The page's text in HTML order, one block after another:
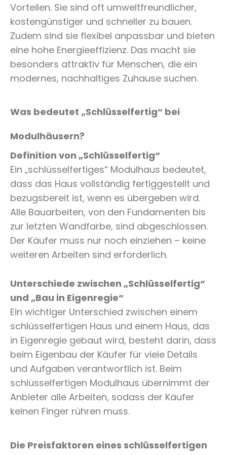
Vorteilen. Sie sind oft umweltfreundlicher,
kostengünstiger und schneller zu bauen.
Zudem sind sie flexibel anpassbar und bieten
eine hohe Energieeffizienz. Das macht sie
besonders attraktiv für Menschen, die ein
modernes, nachhaltiges Zuhause suchen.
Was bedeutet „Schlüsselfertig“ bei
Modulhäusern?
Definition von „Schlüsselfertig“
Ein „schlüsselfertiges“ Modulhaus bedeutet,
dass das Haus vollständig fertiggestellt und
bezugsbereit ist, wenn es übergeben wird.
Alle Bauarbeiten, von den Fundamenten bis
zur letzten Wandfarbe, sind abgeschlossen.
Der Käufer muss nur noch einziehen – keine
weiteren Arbeiten sind erforderlich.
Unterschiede zwischen „Schlüsselfertig“
und „Bau in Eigenregie“
Ein wichtiger Unterschied zwischen einem
schlüsselfertigen Haus und einem Haus, das
in Eigenregie gebaut wird, besteht darin, dass
beim Eigenbau der Käufer für viele Details
und Aufgaben verantwortlich ist. Beim
schlüsselfertigen Modulhaus übernimmt der
Anbieter alle Arbeiten, sodass der Käufer
keinen Finger rühren muss.
Die Preisfaktoren eines schlüsselfertigen